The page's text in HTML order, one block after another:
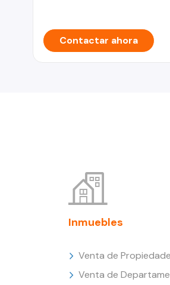
Contactar ahora
Inmuebles
Venta de
Venta de